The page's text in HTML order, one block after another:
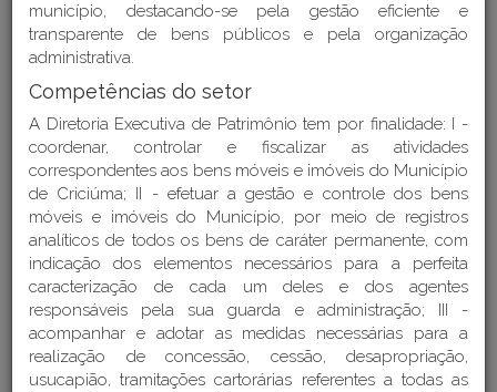
Home Institucional > Estrutura Organizacional
ESTRUTURA
ORGANIZACIONAL DA
PREFEITURA MUNICIPAL DE
CRICIÚMA
Última atualização: 25/03/2026
município, destacando-se pela gestão eficiente e
transparente de bens públicos e pela organização
administrativa.
Competências do setor
A Diretoria Executiva de Patrimônio tem por finalidade: I -
coordenar, controlar e fiscalizar as atividades
correspondentes aos bens móveis e imóveis do Município
de Criciúma; II - efetuar a gestão e controle dos bens
móveis e imóveis do Município, por meio de registros
analíticos de todos os bens de caráter permanente, com
indicação dos elementos necessários para a perfeita
caracterização de cada um deles e dos agentes
responsáveis pela sua guarda e administração; III -
acompanhar e adotar as medidas necessárias para a
realização de concessão, cessão, desapropriação,
usucapião, tramitações cartorárias referentes a todas as